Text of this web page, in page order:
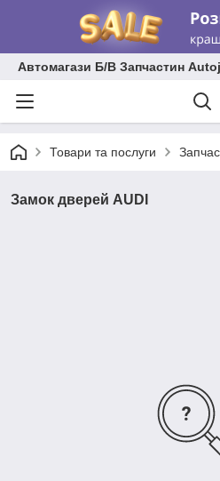
Автомагази Б/В Запчастин
Товари та послуги
Замок дверей AUDI